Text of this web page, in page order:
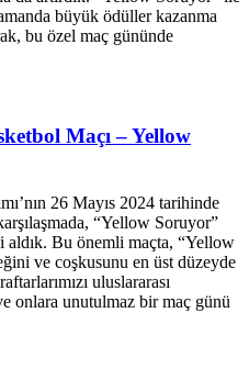
büyük ödüller kazanma
bu özel maç gününde
Maçı – Yellow
26 Mayıs 2024 tarihinde
“Yellow Soruyor”
Bu önemli maçta, “Yellow
ve coşkusunu en üst düzeyde
uluslararası
onlara unutulmaz bir maç günü